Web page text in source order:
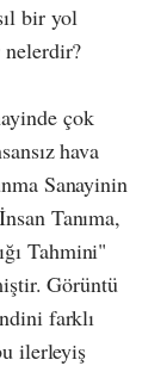
bir yol
nelerdir?
çok
hava
Sanayinin
Tanıma,
Tahmini"
Görüntü
farklı
ilerleyiş